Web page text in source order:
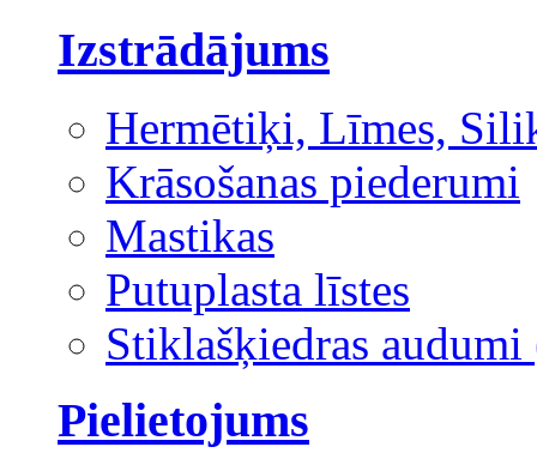
Izstrādājums
Hermētiķi, Līmes,
Krāsošanas piederumi
Mastikas
Putuplasta līstes
Stiklašķiedras audumi
Pielietojums